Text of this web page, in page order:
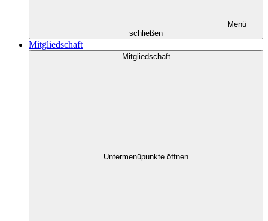
Menü
schließen
Mitgliedschaft
Mitgliedschaft
Untermenüpunkte öffnen